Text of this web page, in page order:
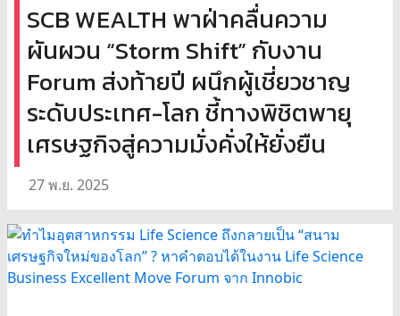
SCB WEALTH พาฝ่าคลื่นความ
ผันผวน “Storm Shift” กับงาน
Forum ส่งท้ายปี ผนึกผู้เชี่ยวชาญ
ระดับประเทศ-โลก ชี้ทางพิชิตพายุ
เศรษฐกิจสู่ความมั่งคั่งให้ยั่งยืน
27 พ.ย. 2025